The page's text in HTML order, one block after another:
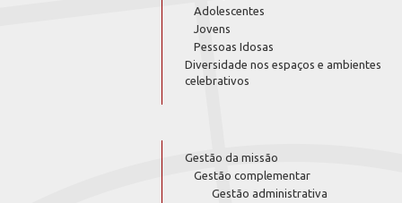
Adolescentes
Jovens
Pessoas Idosas
Diversidade nos espaços e ambientes
celebrativos
Gestão da missão
Gestão complementar
Gestão administrativa